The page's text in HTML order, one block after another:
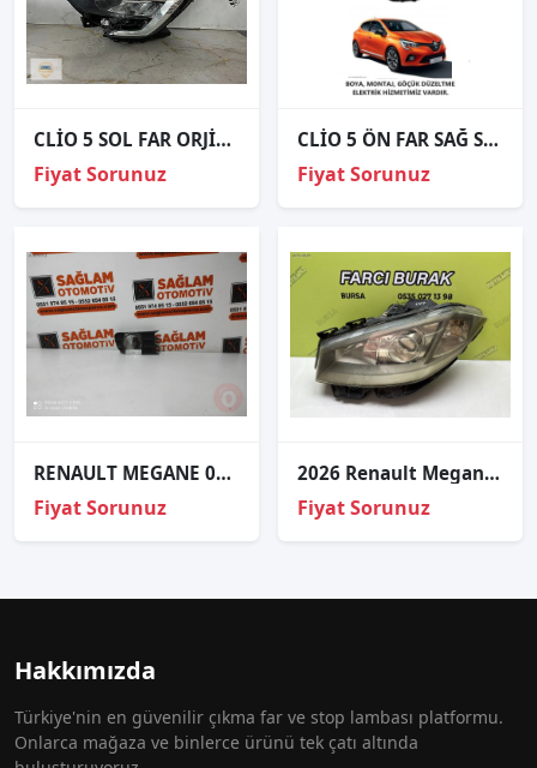
CLİO 5 SOL FAR ORJİNAL
Fiyat Sorunuz
CLİO 5 ÖN FAR SAĞ SOL 2019 VE ÜZERİ / KAMPANYA
Fiyat Sorunuz
RENAULT MEGANE 03-06 ÇIKMA SAĞ SİS FAR KAPAĞI
Fiyat Sorunuz
2026 Renault Megane 2 Sol Far Xenon 89307030
Fiyat Sorunuz
Hakkımızda
Türkiye'nin en güvenilir çıkma far ve stop lambası platformu.
Onlarca mağaza ve binlerce ürünü tek çatı altında